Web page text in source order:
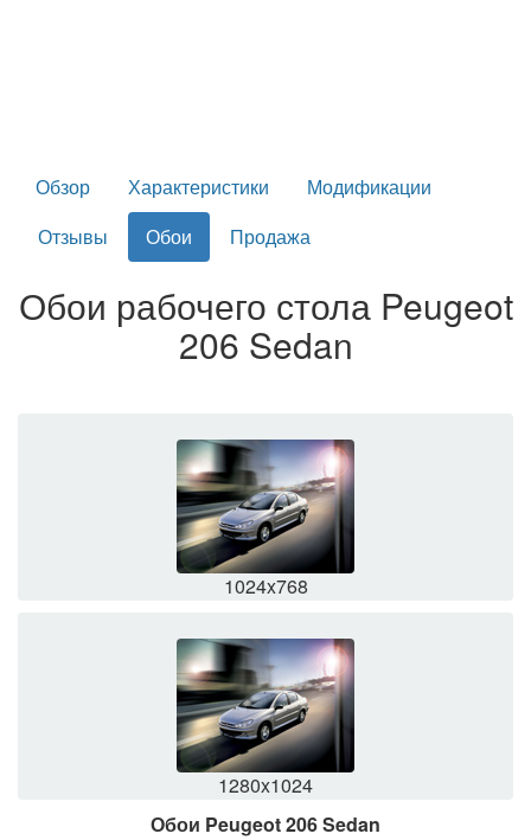
Обзор Характеристики
Модификации
Отзывы
Обои Продажа
Обои рабочего стола Peugeot
206 Sedan
1024x768
1280x1024
Обои Peugeot 206 Sedan